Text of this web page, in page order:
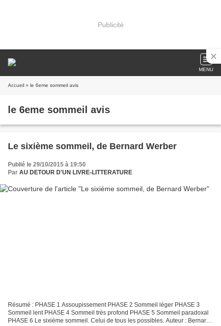
Publicité
MENU
Accueil » le 6eme sommeil avis
le 6eme sommeil avis
Le sixième sommeil, de Bernard Werber
Publié le 29/10/2015 à 19:50
Par AU DETOUR D'UN LIVRE-LITTERATURE
Résumé : PHASE 1 Assoupissement PHASE 2 Sommeil léger PHASE 3
Sommeil lent PHASE 4 Sommeil très profond PHASE 5 Sommeil paradoxal
PHASE 6 Le sixième sommeil. Celui de tous les possibles. Auteur : Bernard